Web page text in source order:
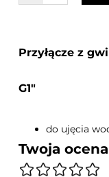
Przyłącze z
G1"
do ujęcia
Twoja ocena